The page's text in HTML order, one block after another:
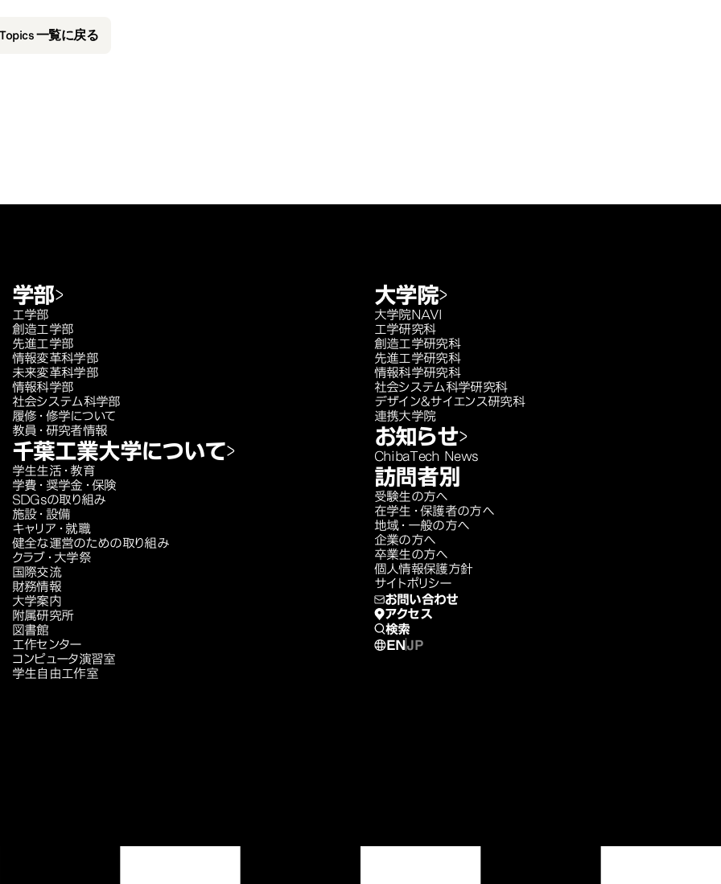
一覧に戻る
学部
工学部
創造工学部
先進工学部
情報変革科学部
未来変革科学部
情報科学部
社会システム科学部
履修・修学について
教員・研究者情報
千葉工業大学について
学生生活・教育
学費・奨学金・保険
SDGsの取り組み
施設・設備
キャリア・就職
健全な運営のための取り組み
クラブ・大学祭
国際交流
財務情報
大学案内
附属研究所
図書館
工作センター
コンピュータ演習室
学生自由工作室
大学院
大学院NAVI
工学研究科
創造工学研究科
先進工学研究科
情報科学研究科
社会システム科学研究科
デザイン＆サイエンス研究科
連携大学院
お知らせ
ChibaTech News
訪問者別
受験生の方へ
在学生・保護者の方へ
地域・一般の方へ
企業の方へ
卒業生の方へ
個人情報保護方針
サイトポリシー
お問い合わせ
アクセス
検索
EN JP